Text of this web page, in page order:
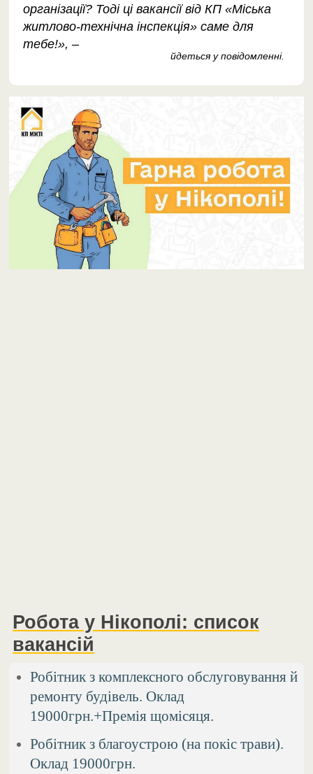
організації? Тоді ці вакансії від КП «Міська
житлово-технічна інспекція» саме для
тебе!», –
йдеться у повідомленні.
Робота у Нікополі: список
вакансій
Робітник з комплексного обслуговування й
ремонту будівель. Оклад
19000грн.+Премія щомісяця.
Робітник з благоустрою (на покіс трави).
Оклад 19000грн.